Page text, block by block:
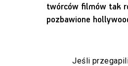
twórców filmów tak
pozbawione
Jeśli